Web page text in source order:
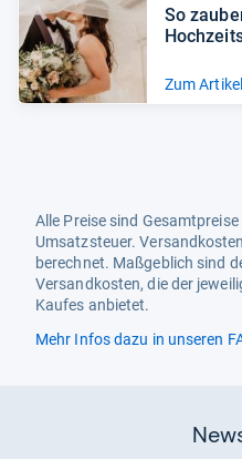
So
Zum Artikel
Alle Preise sind
Umsatzsteuer.
berechnet. Maßgeblich sind
Versandkosten, die der
Kaufes anbietet.
Mehr Infos dazu in unseren